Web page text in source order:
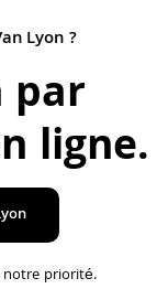
Lyon ?
par
ligne.
notre priorité.